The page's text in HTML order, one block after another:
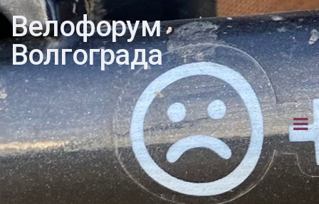
Велофорум
Волгограда